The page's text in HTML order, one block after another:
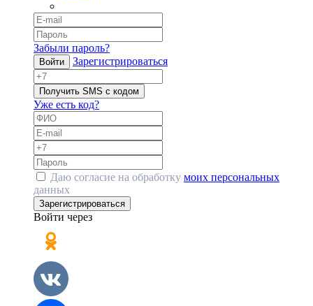
Забыли пароль?
Войти Зарегистрироваться
Получить SMS с кодом
Уже есть код?
Даю согласие на обработку моих персональных
данных
Зарегистрироваться
Войти через